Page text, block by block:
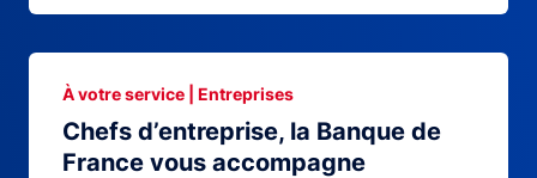
Chefs d’entreprise, la Banque de
France vous accompagne
À votre service | Entreprises